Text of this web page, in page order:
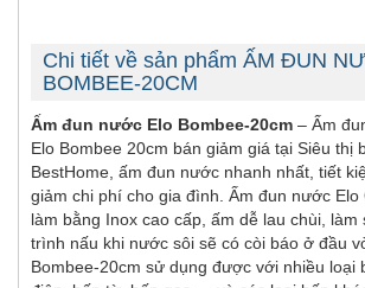
Chi tiết về sản phẩm ẤM ĐUN
BOMBEE-20CM
Ấm đun nước Elo Bombee-20cm – Ấm
Elo Bombee 20cm bán giảm giá tại Siêu thị
BestHome, ấm đun nước nhanh nhất, tiết
giảm chi phí cho gia đình. Ấm đun nước Elo
làm bằng Inox cao cấp, ấm dễ lau chùi, làm
trình nấu khi nước sôi sẽ có còi báo ở đầu
Bombee-20cm sử dụng được với nhiều loại